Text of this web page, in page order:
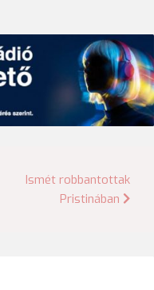
Ismét robbantottak
Pristinában